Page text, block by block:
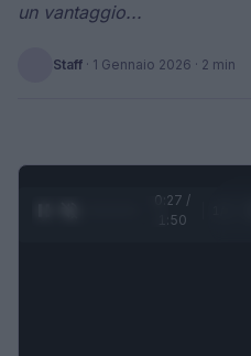
un vantaggio...
Staff · 1 Gennaio 2026 · 2 min
0:27 /
1:50